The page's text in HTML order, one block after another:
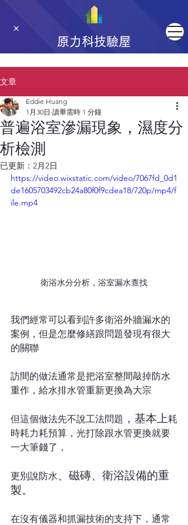
原力科技驗屋
文章
普遍浴室滲漏現象，濕度分
析檢測
Eddie Huang
1月30日 讀畢需時 1 分鐘
已更新： 2月2日
https://video.wixstatic.com/video/7067fd_0d1
de1605703492cb24a80f0f9cdea18/720p/mp4/f
ile.mp4
衛浴水分分析，浴室漏水查找
我們經常可以看到許多衛浴外牆漏水的
案例，但是怎麼修繕跟問題發現有很大
的關聯
訪間的做法通常是把浴室整間敲掉防水
重作，給水排水管重新更換為大宗
但這個做法先不說工法問題 ，基本上耗
時耗力耗預算，光打除跟水管更換就要
一大筆錢了，
更別說防水、磁磚、衛浴設備的重
製。
在沒有儀器和抓漏技術的支持下，通常